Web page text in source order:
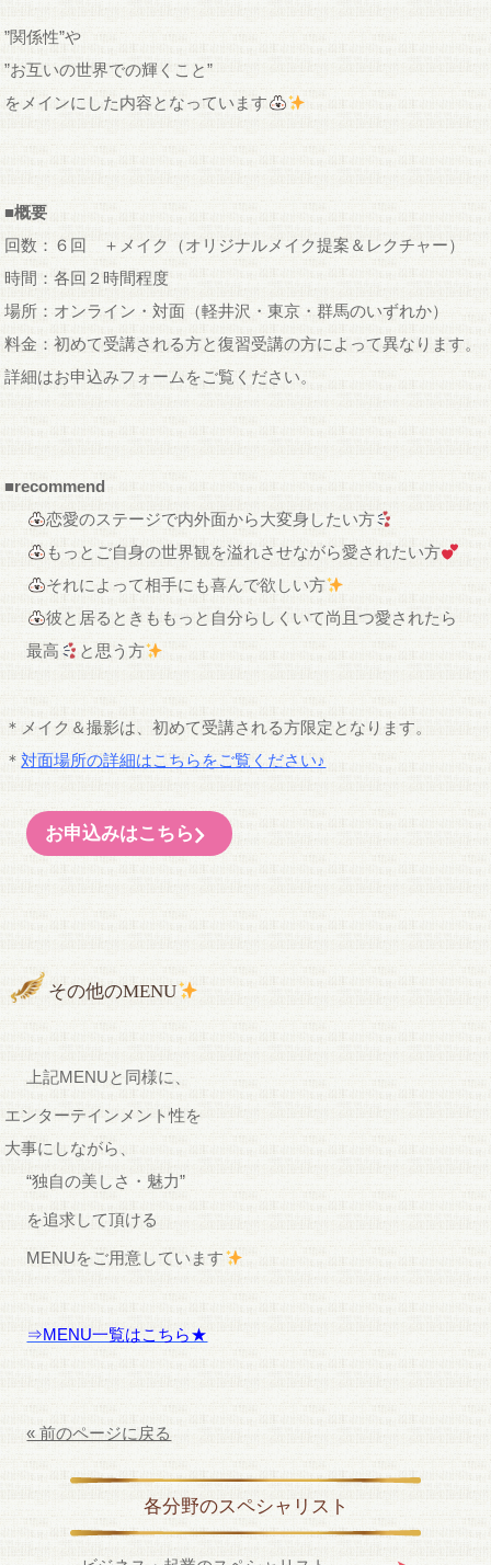
”関係性”や
”お互いの世界での輝くこと”
をメインにした内容となっています
■概要
回数：６回 ＋メイク（オリジナルメイク提案＆レクチャー）
時間：各回２時間程度
場所：オンライン・対面（軽井沢・東京・群馬のいずれか）
料金：初めて受講される方と復習受講の方によって異なります。
詳細はお申込みフォームをご覧ください。
■recommend
恋愛のステージで内外面から大変身したい方
もっとご自身の世界観を溢れさせながら愛されたい方
それによって相手にも喜んで欲しい方
彼と居るときももっと自分らしくいて尚且つ愛されたら
最高
と思う方
＊メイク＆撮影は、初めて受講される方限定となります。
＊対面場所の詳細はこちらをご覧ください♪
お申込みはこちら
その他のMENU
上記MENUと同様に、
エンターテインメント性を
大事にしながら、
“独自の美しさ・魅力”
を追求して頂ける
MENUをご用意しています
⇒MENU一覧はこちら★
« 前のページに戻る
各分野のスペシャリスト